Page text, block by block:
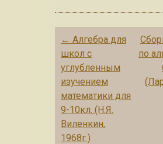
Post navigation
← Алгебра для
школ с
углубленным
изучением
математики для
9-10кл. (Н.Я.
Виленкин,
1968г.)
по